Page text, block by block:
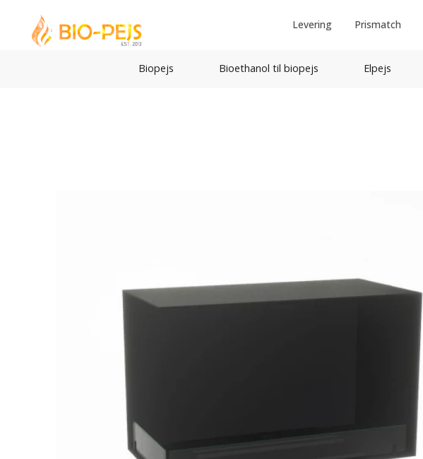
Levering Prismatch
Biopejs Bioethanol til biopejs Elpejs